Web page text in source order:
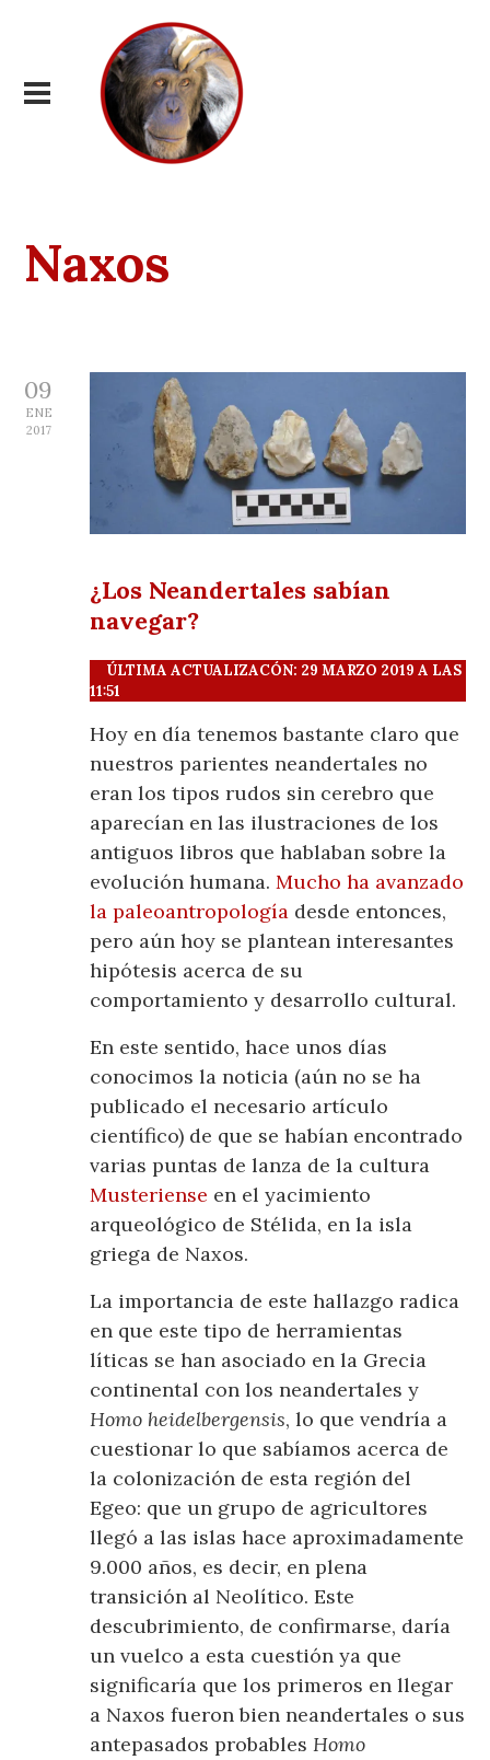
Naxos
09
ENE
2017
¿Los Neandertales sabían
navegar?
ÚLTIMA ACTUALIZACÓN: 29 MARZO 2019 A LAS
11:51
Hoy en día tenemos bastante claro que
nuestros parientes neandertales no
eran los tipos rudos sin cerebro que
aparecían en las ilustraciones de los
antiguos libros que hablaban sobre la
evolución humana.Mucho ha avanzado
la paleoantropología desde entonces,
pero aún hoy se plantean interesantes
hipótesis acerca de su
comportamiento y desarrollo cultural.
En este sentido, hace unos días
conocimos la noticia (aún no se ha
publicado el necesario artículo
científico) de que se habían encontrado
varias puntas de lanza de la cultura
Musteriense en el yacimiento
arqueológico de Stélida, en la isla
griega de Naxos.
La importancia de este hallazgo radica
en que este tipo de herramientas
líticas se han asociado en la Grecia
continental con los neandertales y
Homo heidelbergensis, lo que vendría a
cuestionar lo que sabíamos acerca de
la colonización de esta región del
Egeo: que un grupo de agricultores
llegó a las islas hace aproximadamente
9.000 años, es decir, en plena
transición al Neolítico. Este
descubrimiento, de confirmarse, daría
un vuelco a esta cuestión ya que
significaría que los primeros en llegar
a Naxos fueron bien neandertales o sus
antepasados ​​probablesHomo